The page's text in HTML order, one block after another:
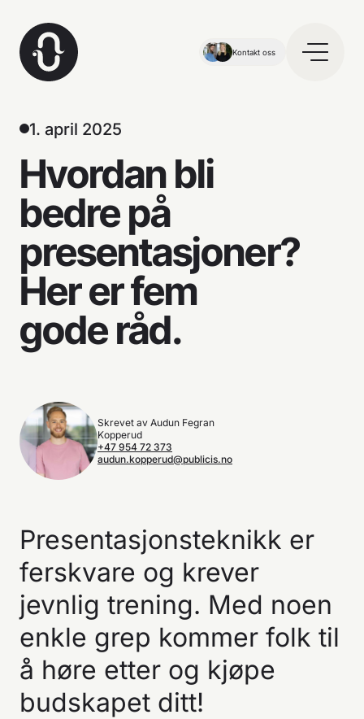
Kontakt oss
1. april 2025
Hvordan bli
bedre på
presentasjoner?
Her er fem
gode råd.
Skrevet av Audun Fegran
Kopperud
+47 954 72 373
audun.kopperud@publicis.no
Presentasjonsteknikk er
ferskvare og krever
jevnlig trening. Med noen
enkle grep kommer folk til
å høre etter og kjøpe
budskapet ditt!